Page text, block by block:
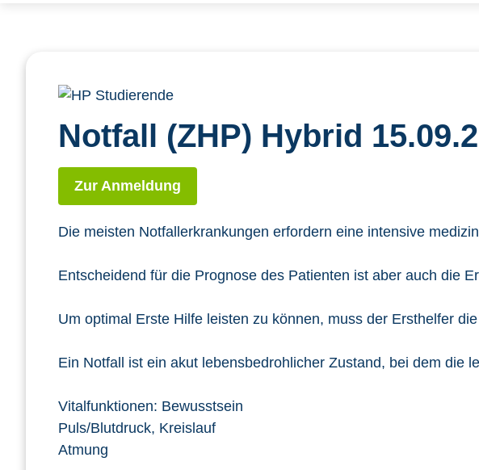
Notfall (ZHP) Hybrid
Zur Anmeldung
Die meisten Notfallerkrankungen erfordern eine intensive
Entscheidend für die Prognose des Patienten ist aber auch die
Um optimal Erste Hilfe leisten zu können, muss der Ersthelfer
Ein Notfall ist ein akut lebensbedrohlicher Zustand, bei dem die
Vitalfunktionen: Bewusstsein
Puls/Blutdruck, Kreislauf
Atmung